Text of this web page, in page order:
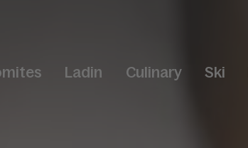
Ladin Culinary Ski